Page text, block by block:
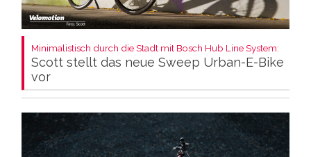
Minimalistisch durch die Stadt mit Bosch Hub Line System:
Scott stellt das neue Sweep Urban-E-Bike
vor